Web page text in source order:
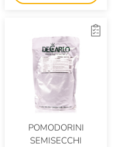
POMODORINI
SEMISECCHI